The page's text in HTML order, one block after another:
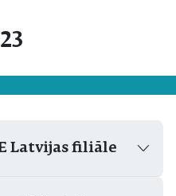
Latvijas filiāle